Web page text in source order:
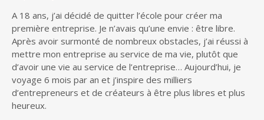
A 18 ans, j’ai décidé de quitter l’école pour créer ma
première entreprise. Je n’avais qu’une envie : être libre.
Après avoir surmonté de nombreux obstacles, j’ai réussi à
mettre mon entreprise au service de ma vie, plutôt que
d’avoir une vie au service de l’entreprise… Aujourd’hui, je
voyage 6 mois par an et j’inspire des milliers
d’entrepreneurs et de créateurs à être plus libres et plus
heureux.